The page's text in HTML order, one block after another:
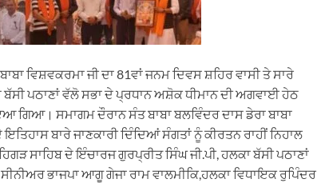
ਵਿਸ਼ਵਕਰਮਾ ਜੀ ਦਾ 81ਵਾਂ ਜਨਮ ਦਿਵਸ ਸ਼ਹਿਰ ਵਾਸੀ ਤੇ ਸਾਰੇ
ਪਠਾਣਾਂ ਵੱਲੋ ਸਭਾ ਦੇ ਪ੍ਰਧਾਨ ਅਸ਼ੋਕ ਧੀਮਾਨ ਦੀ ਅਗਵਾਈ ਹੇਠ
ਗਿਆ। ਸਮਾਗਮ ਦੌਰਾਨ ਸੰਤ ਬਾਬਾ ਬਲਵਿੰਦਰ ਦਾਸ ਡੇਰਾ ਬਾਬਾ
ਬਾਰੇ ਜਾਣਕਾਰੀ ਦਿੰਦਿਆਂ ਸੰਗਤਾਂ ਨੂੰ ਕੀਰਤਨ ਰਾਹੀਂ ਨਿਹਾਲ
ਸਾਹਿਬ ਦੇ ਇੰਚਾਰਜ ਗੁਰਪ੍ਰੀਤ ਸਿੰਘ ਜੀ.ਪੀ, ਹਲਕਾ ਬੱਸੀ ਪਠਾਣਾਂ
ਭਾਜਪਾ ਆਗੂ ਗੇਜਾ ਰਾਮ ਵਾਲਮੀਕਿ,ਹਲਕਾ ਵਿਧਾਇਕ ਰੁਪਿੰਦਰ